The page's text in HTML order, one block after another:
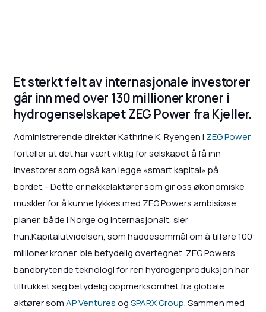
Et sterkt felt av internasjonale investorer
går inn med over 130 millioner kroner i
hydrogenselskapet ZEG Power fra Kjeller.
Administrerende direktør Kathrine K. Ryengen i ZEG Power
forteller at det har vært viktig for selskapet å få inn
investorer som også kan legge «smart kapital» på
bordet.– Dette er nøkkelaktører som gir oss økonomiske
muskler for å kunne lykkes med ZEG Powers ambisiøse
planer, både i Norge og internasjonalt, sier
hun.Kapitalutvidelsen, som haddesommål om å tilføre 100
millioner kroner, ble betydelig overtegnet. ZEG Powers
banebrytende teknologi for ren hydrogenproduksjon har
tiltrukket seg betydelig oppmerksomhet fra globale
aktører somAP VenturesogSPARX Group. Sammen med